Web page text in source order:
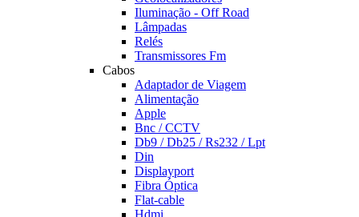
Iluminação - Off Road
Lâmpadas
Relés
Transmissores Fm
Cabos
Adaptador de Viagem
Alimentação
Apple
Bnc / CCTV
Db9 / Db25 / Rs232 / Lpt
Din
Displayport
Fibra Óptica
Flat-cable
Hdmi